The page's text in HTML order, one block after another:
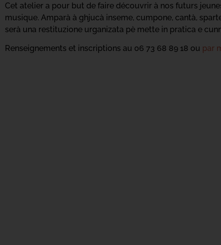
Cet atelier a pour but de faire découvrir à nos futurs
musique. Amparà à ghjucà inseme, cumpone, cantà,
serà una restituzione urganizata pè mette in pratica e
Renseignements et inscriptions au 06 73 68 89 18 ou par